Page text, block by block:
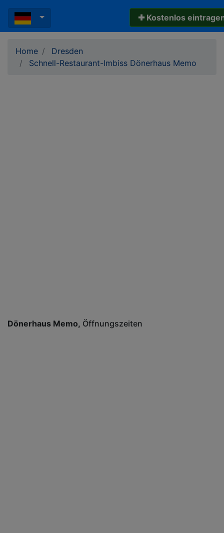
✚ Kostenlos
Home
Dresden
Schnell-Restaurant-Imbiss Dönerhaus Memo
Dönerhaus Memo Öffnungszeiten